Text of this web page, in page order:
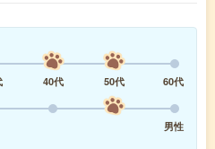
40代 50代
60代
男性